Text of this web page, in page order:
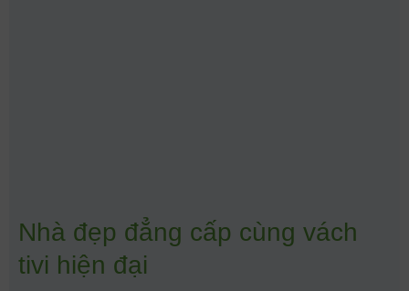
Nhà đẹp đẳng cấp cùng vách
tivi hiện đại